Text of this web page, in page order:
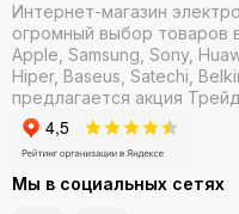
Интернет-магазин
огромный выбор товаров
Apple, Samsung, Sony,
Hiper, Baseus, Satechi,
предлагается акция
Мы в социальных сетях